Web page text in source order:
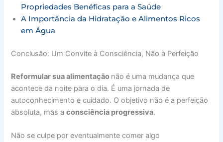
Propriedades Benéficas para a Saúde
A Importância da Hidratação e Alimentos Ricos
em Água
Conclusão: Um Convite à Consciência, Não à Perfeição
Reformular sua alimentação não é uma mudança que
acontece da noite para o dia. É uma jornada de
autoconhecimento e cuidado. O objetivo não é a perfeição
absoluta, mas aconsciência progressiva.
Não se culpe por eventualmente comer algo